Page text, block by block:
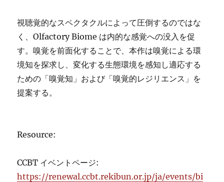
視聴覚的なスペクタクルによって圧倒するのではな
く、Olfactory Biome は内的な感覚への没入を促
す。嗅覚を前面化することで、本作は嗅覚による環
境知を探求し、変化する生態環境を感知し適応する
ための「嗅覚知」および「嗅覚的レジリエンス」を
提案する。
Resource:
CCBT イベントページ:
https://renewal.ccbt.rekibun.or.jp/ja/events/bi